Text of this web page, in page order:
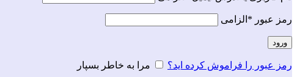
رمز عبور * الزامی
ورود
رمز عبور را فراموش کرده اید؟ مرا به خاطر بسپار